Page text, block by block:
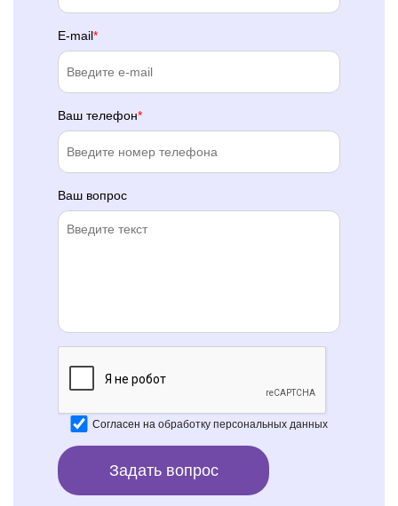
E-mail
Ваш телефон
Ваш вопрос
Согласен на обработку персональных данных